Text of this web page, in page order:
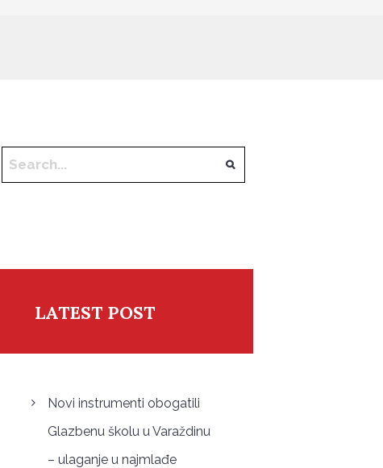
LATEST POST
Novi instrumenti obogatili
Glazbenu školu u Varaždinu
– ulaganje u najmlađe